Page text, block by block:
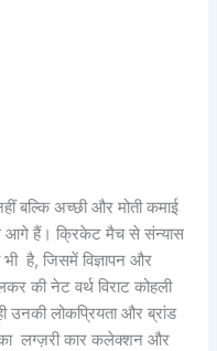
बल्कि अच्छी और मोती कमाई
आगे हैं। क्रिकेट मैच से संन्यास
है, जिसमें विज्ञापन और
की नेट वर्थ विराट कोहली
उनकी लोकप्रियता और ब्रांड
का लग्ज़री कार कलेक्शन और